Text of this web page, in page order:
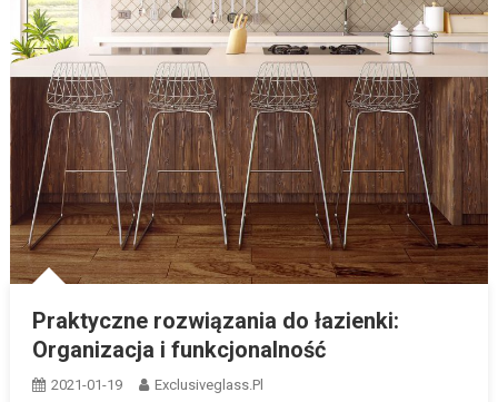
Praktyczne rozwiązania do łazienki:
Organizacja i funkcjonalność
2021-01-19 Exclusiveglass.pl